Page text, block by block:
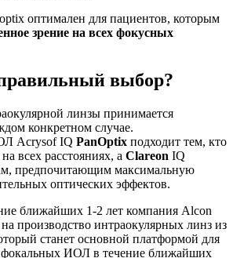
оптимален для пациентов, которым
зрение на всех фокусных
выбор?
линзы принимается
конкретном случае.
Acrysof IQ PanOptix подходит тем, кто
всех расстояниях, а Clareon IQ
предпочитающим максимальную
оптических эффектов.
ближайших 1-2 лет компания Alcon
производство интраокулярных линз из
станет основной платформой для
ИОЛ в течение ближайших